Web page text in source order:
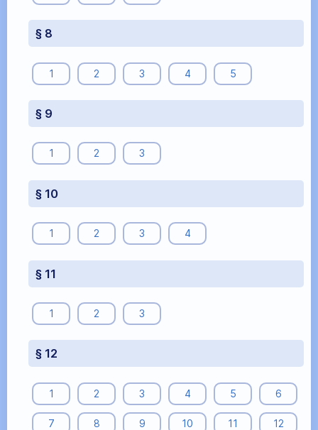
§ 8
1 2 3 4 5
§ 9
1 2 3
§ 10
1 2 3 4
§ 11
1 2 3
§ 12
1 2 3 4 5 6
7 8 9 10 11 12